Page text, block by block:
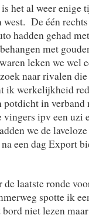
het al weer enige
De één
hadden gehad
met
leken we wel
naar rivalen
ik werkelijkheid
potdicht in verband
vingers ipv een uzi
we de
een dag Export
laatste ronde
spotte ik
niet lezen